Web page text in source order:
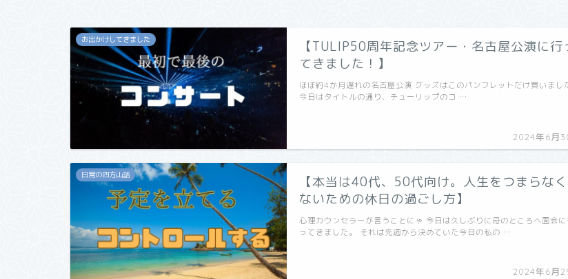
お出かけしてきました
【TULIP50周年記念ツアー・名古屋公演に行
てきました！】
2024年6月
ほぼ約4か月遅れの名古屋公演 グッズはこのパンフレットだけ買いまし
今日はタイトルの通り、チューリップのコ …
日常の四方山話
【本当は40代、50代向け。人生をつまらな
ないための休日の過ごし方】
2024年6月
心理カウンセラーが言うことにゃ 今日は久しぶりに母のところへ面会に
ってきました。 それは先週から決めていた今日の私の …